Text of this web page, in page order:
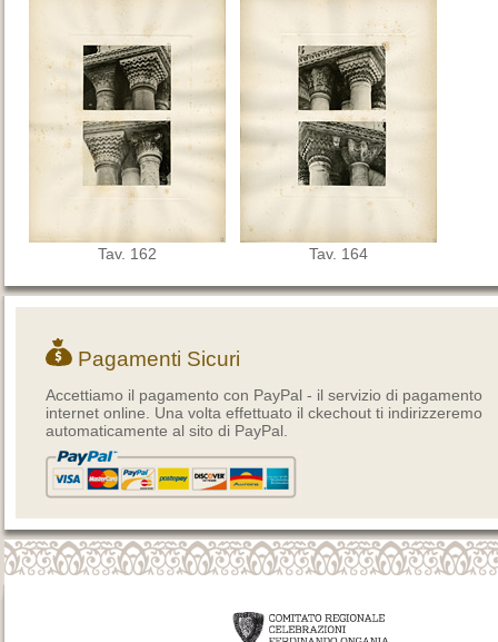
Tav. 162 Tav. 164
Pagamenti Sicuri
Accettiamo il pagamento con PayPal - il servizio di pagamento
internet online. Una volta effettuato il ckechout ti indirizzeremo
automaticamente al sito di PayPal.